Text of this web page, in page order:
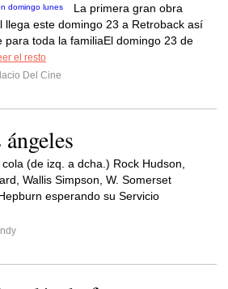
La primera gran obra
llega este domingo 23 a Retroback así
para toda la familiaEl domingo 23 de
el resto
Del Cine
(de izq. a dcha.) Rock Hudson,
Wallis Simpson, W. Somerset
esperando su Servicio